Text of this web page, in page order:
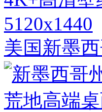
5120x1440
美国新墨